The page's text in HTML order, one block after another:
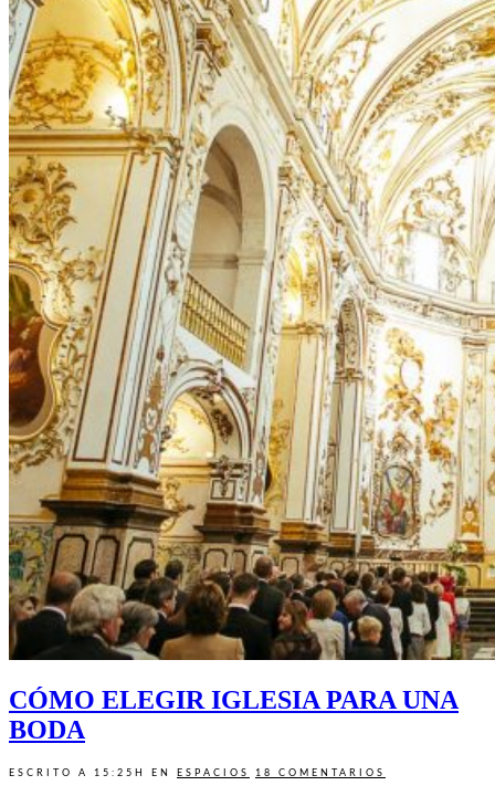
CÓMO ELEGIR IGLESIA PARA UNA
BODA
ESCRITO A 15:25H EN ESPACIOS 18 COMENTARIOS